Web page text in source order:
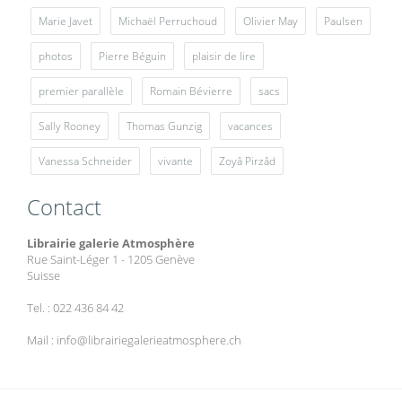
Marie Javet Michaël Perruchoud Olivier May Paulsen
photos Pierre Béguin plaisir de lire
premier parallèle Romain Bévierre sacs
Sally Rooney Thomas Gunzig vacances
Vanessa Schneider vivante Zoyâ Pirzâd
Contact
Librairie galerie Atmosphère
Rue Saint-Léger 1 - 1205 Genève
Suisse
Tel. : 022 436 84 42
Mail : info@librairiegalerieatmosphere.ch